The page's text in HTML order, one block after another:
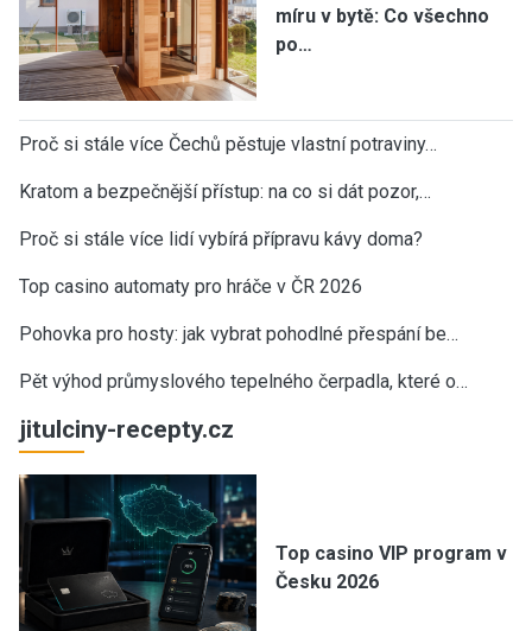
míru v bytě: Co všechno
po…
Proč si stále více Čechů pěstuje vlastní potraviny…
Kratom a bezpečnější přístup: na co si dát pozor,…
Proč si stále více lidí vybírá přípravu kávy doma?
Top casino automaty pro hráče v ČR 2026
Pohovka pro hosty: jak vybrat pohodlné přespání be…
Pět výhod průmyslového tepelného čerpadla, které o…
jitulciny-recepty.cz
Top casino VIP program v
Česku 2026